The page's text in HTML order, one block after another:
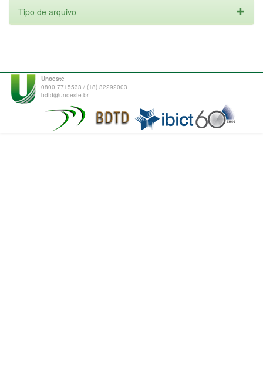
Tipo de arquivo
Unoeste
0800 7715533 / (18) 32292003
bdtd@unoeste.br